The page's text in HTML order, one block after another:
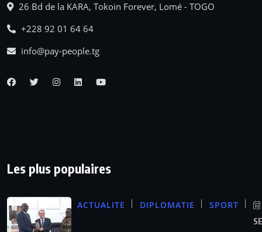
26 Bd de la KARA, Tokoin Forever, Lomé - TOGO
+228 92 01 64 64
info@pay-people.tg
Les plus populaires
ACTUALITE DIPLOMATIE SPORT